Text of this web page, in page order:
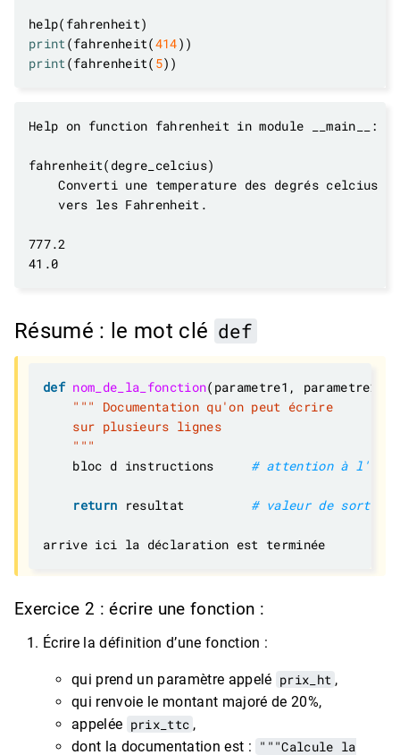
print(fahrenheit(414
print(fahrenheit( 5
Résumé : le mot clé def
def nom_de_la_fonction(parametre1, parametre2,
""" Documentation qu'on peut écrire
    sur plusieurs lignes
    """
    bloc d instructions
# attention à
return resultat # valeur de sortie
Exercice 2 : écrire une fonction :
Écrire la définition d’une fonction :
qui prend un paramètre appelé prix_ht ,
qui renvoie le montant majoré de 20%,
appelée prix_ttc ,
dont la documentation est : """Calcule la